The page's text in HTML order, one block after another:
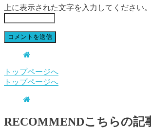
上に表示された文字を入力してください。
トップページへ
トップページへ
RECOMMENDこちらの記